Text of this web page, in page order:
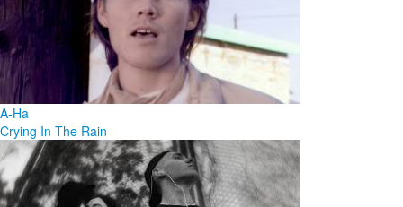
A-Ha
Crying In The Rain